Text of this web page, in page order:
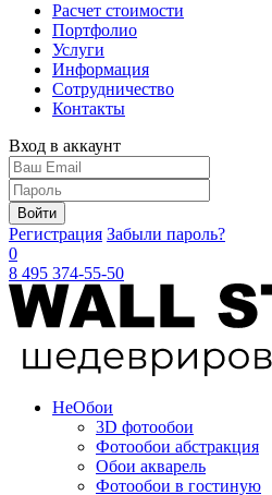
Расчет стоимости
Портфолио
Услуги
Информация
Сотрудничество
Контакты
Вход в аккаунт
Войти
Регистрация Забыли пароль?
0
8 495 374-55-50
НеОбои
3D фотообои
Фотообои абстракция
Обои акварель
Фотообои в гостиную